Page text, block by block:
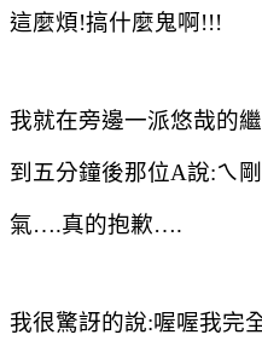
這麼煩!搞什麼鬼啊!!!
我就在旁邊一派悠哉的
到五分鐘後那位A說:ㄟ
氣….真的抱歉….
我很驚訝的說:喔喔我完